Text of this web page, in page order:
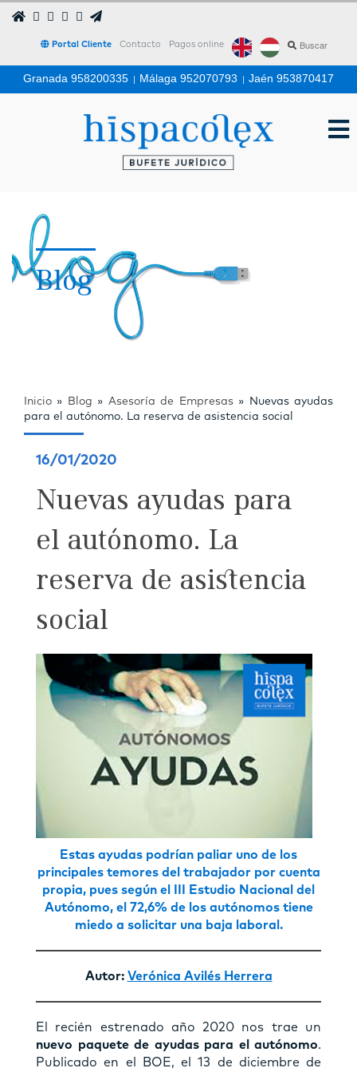
Portal Cliente Contacto Pagos online
Granada 958200335 | Málaga 952070793 | Jaén 953870417
Blog
Inicio » Blog » Asesoría de Empresas»
Nuevas ayudas
para el autónomo. La reserva de asistencia social
16/01/2020
Nuevas ayudas para
el autónomo. La
reserva de asistencia
social
Estas ayudas podrían paliar uno de los
principales temores del trabajador por cuenta
propia, pues según el III Estudio Nacional del
Autónomo, el 72,6% de los autónomos tiene
miedo a solicitar una baja laboral.
Autor: Verónica Avilés Herrera
El recién estrenado año 2020 nos trae un
nuevo paquete de ayudas para el autónomo.
Publicado en el BOE, el 13 de diciembre de